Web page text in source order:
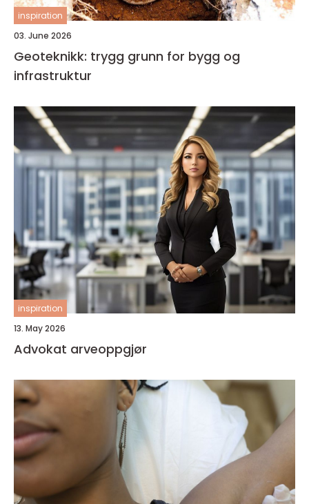
inspiration
03. June 2026
Geoteknikk: trygg grunn for bygg og
infrastruktur
inspiration
13. May 2026
Advokat arveoppgjør